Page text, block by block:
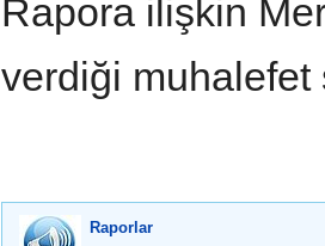
Rapora ilişkin
verdiği
Raporlar